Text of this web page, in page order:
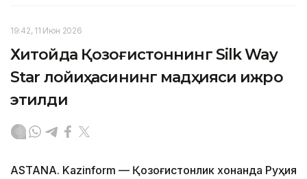
19:42, 11 Июн 2026
Хитойда Қозоғистоннинг Silk Way
Star лойиҳасининг мадҳияси ижро
этилди
ASTANA. Kazinform — Қозоғистонлик хонанда Руҳия